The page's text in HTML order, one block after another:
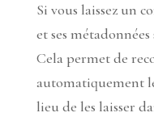
Si vous laissez un
et ses
Cela permet de
automatiquement
lieu de les laisser